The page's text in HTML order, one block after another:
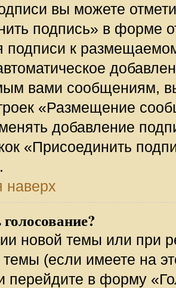
вы можете
подпись» в форме
подписи к
вами сообщениям,
«Размещение
добавление
«Присоединить
наверх
новой темы или при
(если имеете на
перейдите в форму